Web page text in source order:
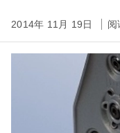
2014年 11月 19日 阅